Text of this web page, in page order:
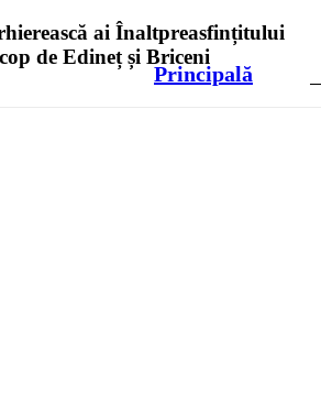
Principală
ai Înaltpreasfințitului
de Edineț și Briceni